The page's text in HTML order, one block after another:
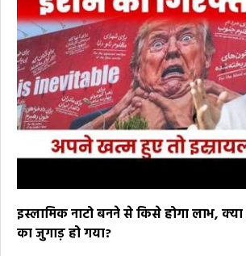
इस्लामिक नाटो बनने से किसे होगा लाभ,
का जुगाड़ हो गया?